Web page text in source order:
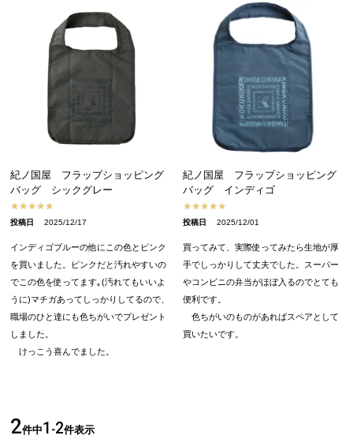
紀ノ国屋 フラップショッピング
バッグ シックグレー
投稿日 2025/12/17
インディゴブルーの他にこの色とピンク
を買いました。ピンクだと汚れやすいの
でこの色を使ってます｡(汚れてもいいよ
うに)マチガあってしっかりしてるので、
職場のひと達にも色ちがいでプレゼント
しました。
けっこう喜んでました。
紀ノ国屋 フラップショッピング
バッグ インディゴ
投稿日 2025/12/01
買ってみて、実際使ってみたら生地が厚
手でしっかりして丈夫でした。スーパー
やコンビニの弁当がほぼ入るのでとても
便利です。
色ちがいのものがあればスペアとして
買いたいです。
2件中1 -2件表示